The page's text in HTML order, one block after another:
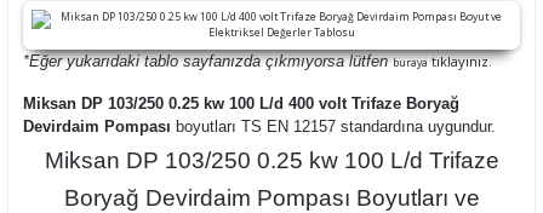
*Eğer yukarıdaki tablo sayfanızda çıkmıyorsa lütfenburayatıklayınız.
Miksan DP 103/250 0.25 kw 100 L/d 400 volt Trifaze Boryağ
Devirdaim Pompası boyutları TS EN 12157 standardına uygundur.
Miksan DP 103/250 0.25 kw 100 L/d Trifaze
Boryağ Devirdaim Pompası Boyutları ve